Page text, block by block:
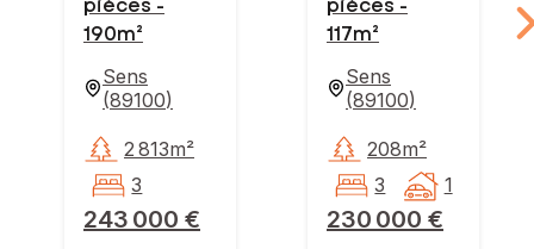
190m²
Sens
(89100)
243 000 €
2 813m²
3
117m²
Sens
(89100)
230 000 €
208m²
3
1